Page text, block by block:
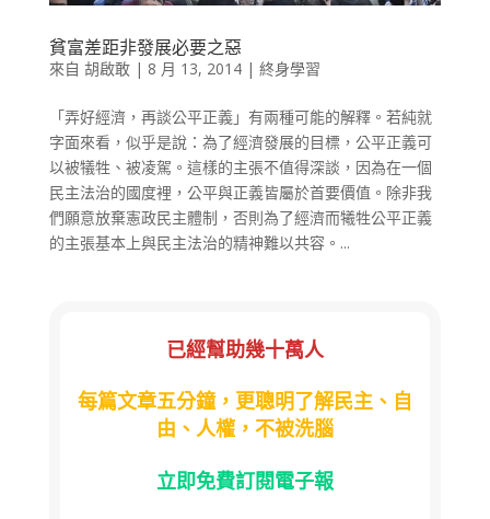
貧富差距非發展必要之惡
來自 胡啟敢| 8 月 13, 2014| 終身學習
「弄好經濟，再談公平正義」有兩種可能的解釋。若純就
字面來看，似乎是說：為了經濟發展的目標，公平正義可
以被犠牲、被凌駕。這樣的主張不值得深談，因為在一個
民主法治的國度裡，公平與正義皆屬於首要價值。除非我
們願意放棄憲政民主體制，否則為了經濟而犧牲公平正義
的主張基本上與民主法治的精神難以共容。...
已經幫助幾十萬人
每篇文章五分鐘，更聰明了解民主、自
由、人權，不被洗腦
立即免費訂閱電子報